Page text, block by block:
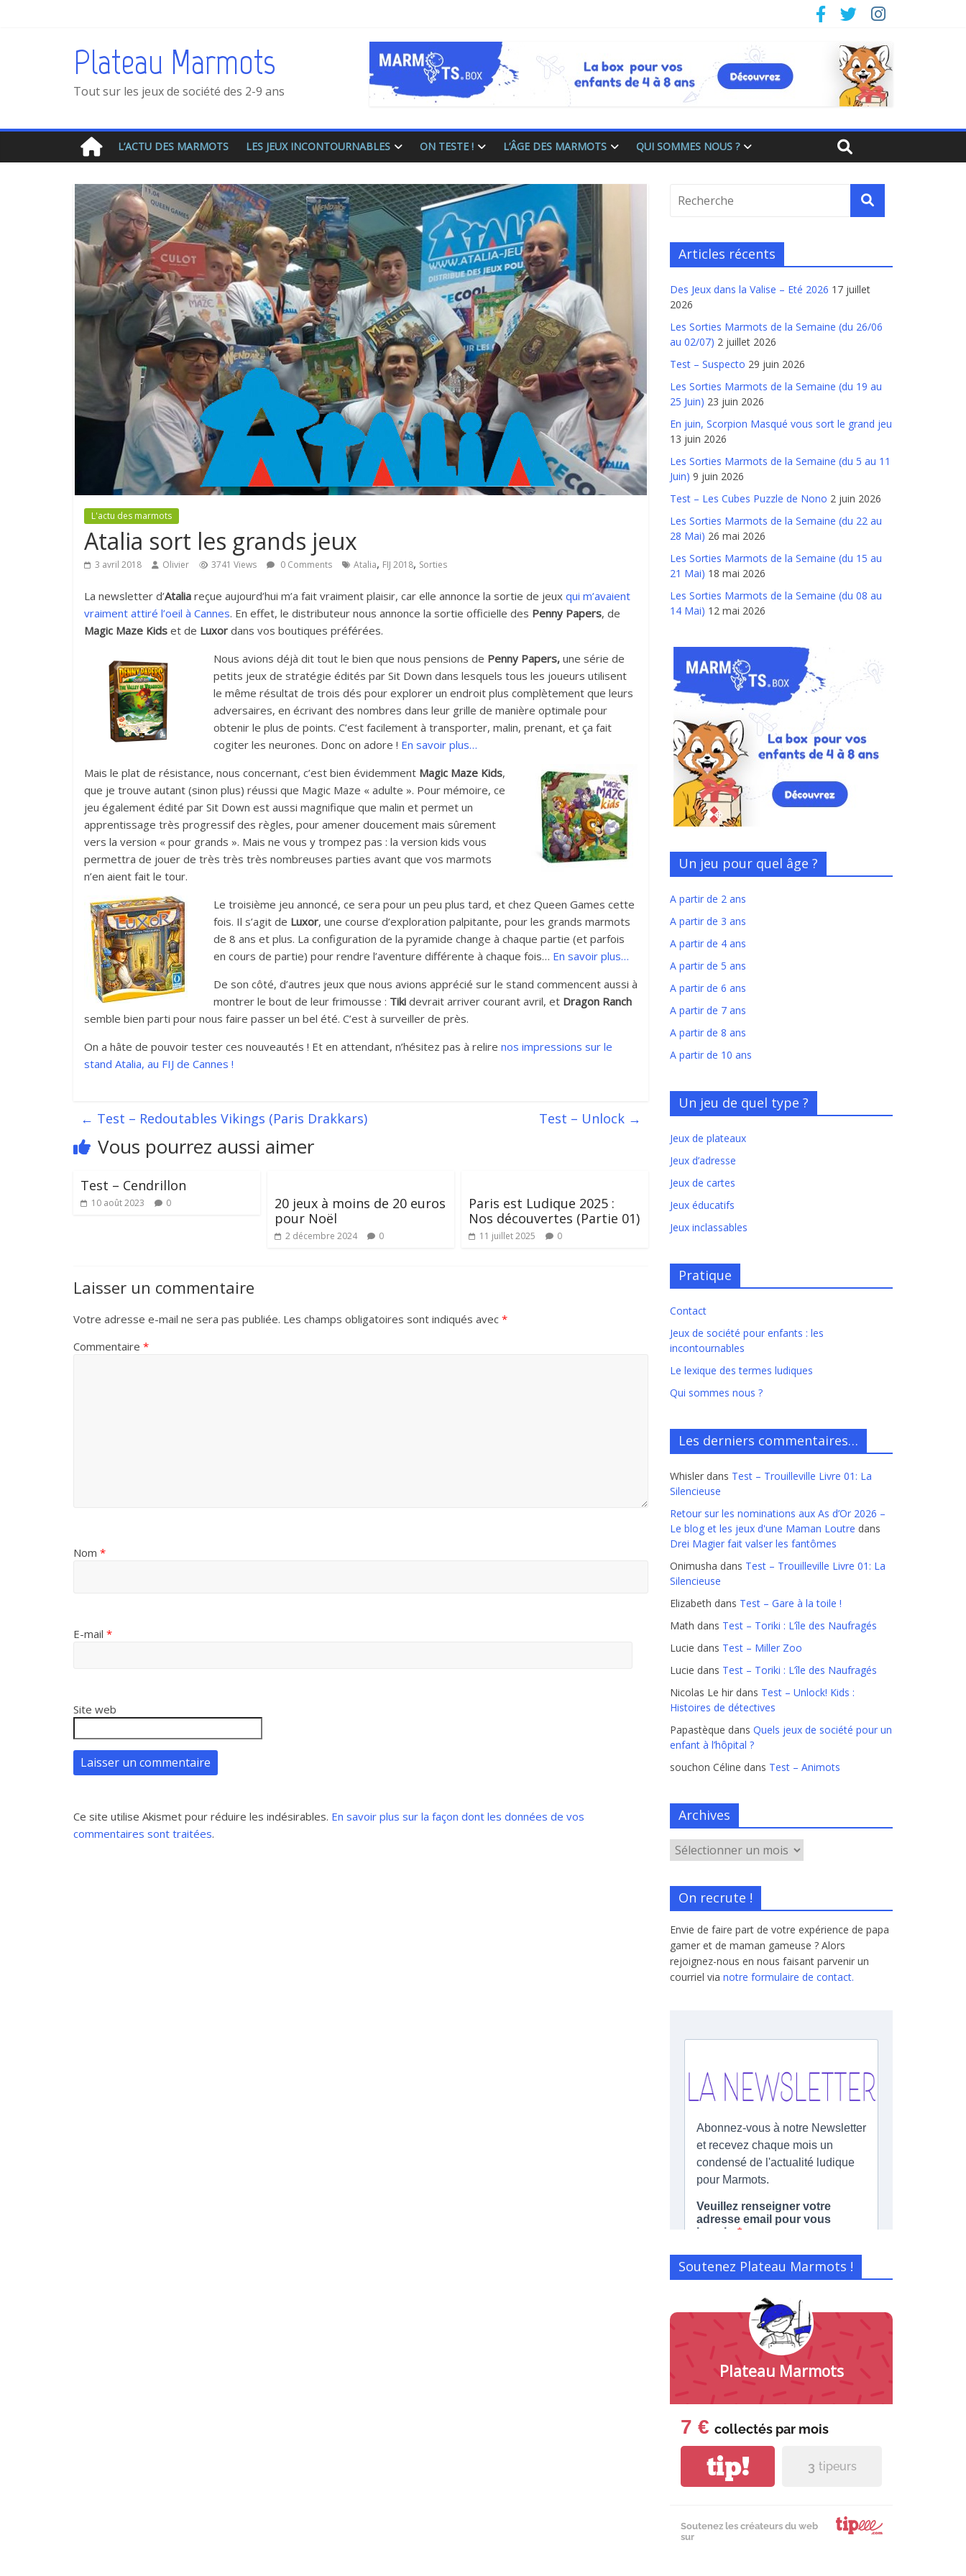
Plateau Marmots
Tout sur les jeux de société des 2-9 ans
L’ACTU DES MARMOTS LES JEUX INCONTOURNABLES ON TESTE ! L’ÂGE DES MARMOTS QUI SOMMES NOUS ?
L'actu des marmots
Atalia sort les grands jeux
3 avril 2018 Olivier 3741 Views 0 Comments Atalia, FIJ 2018, Sorties
La newsletter d’Atalia reçue aujourd’hui m’a fait vraiment plaisir, car elle annonce la sortie de jeux qui m’avaient
vraiment attiré l’oeil à Cannes. En effet, le distributeur nous annonce la sortie officielle des Penny Papers, de
Magic Maze Kids et de Luxor dans vos boutiques préférées.
Nous avions déjà dit tout le bien que nous pensions de Penny Papers, une série de
petits jeux de stratégie édités par Sit Down dans lesquels tous les joueurs utilisent
le même résultat de trois dés pour explorer un endroit plus complètement que leurs
adversaires, en écrivant des nombres dans leur grille de manière optimale pour
obtenir le plus de points. C’est facilement à transporter, malin, prenant, et ça fait
cogiter les neurones. Donc on adore ! En savoir plus…
Mais le plat de résistance, nous concernant, c’est bien évidemment Magic Maze Kids,
que je trouve autant (sinon plus) réussi que Magic Maze « adulte ». Pour mémoire, ce
jeu également édité par Sit Down est aussi magnifique que malin et permet un
apprentissage très progressif des règles, pour amener doucement mais sûrement
vers la version « pour grands ». Mais ne vous y trompez pas : la version kids vous
permettra de jouer de très très très nombreuses parties avant que vos marmots
n’en aient fait le tour.
Le troisième jeu annoncé, ce sera pour un peu plus tard, et chez Queen Games cette
fois. Il s’agit de Luxor, une course d’exploration palpitante, pour les grands marmots
de 8 ans et plus. La configuration de la pyramide change à chaque partie (et parfois
en cours de partie) pour rendre l’aventure différente à chaque fois… En savoir plus…
De son côté, d’autres jeux que nous avions apprécié sur le stand commencent aussi à
montrer le bout de leur frimousse : Tiki devrait arriver courant avril, et Dragon Ranch
semble bien parti pour nous faire passer un bel été. C’est à surveiller de près.
On a hâte de pouvoir tester ces nouveautés ! Et en attendant, n’hésitez pas à relire nos impressions sur le
stand Atalia, au FIJ de Cannes !
← Test – Redoutables Vikings (Paris Drakkars) Test – Unlock →
Vous pourrez aussi aimer
Test – Cendrillon
10 août 2023 0
20 jeux à moins de 20 euros
pour Noël
2 décembre 2024 0
Paris est Ludique 2025 :
Nos découvertes (Partie 01)
11 juillet 2025 0
Laisser un commentaire
Votre adresse e-mail ne sera pas publiée. Les champs obligatoires sont indiqués avec *
Commentaire *
Nom *
E-mail *
Site web
Ce site utilise Akismet pour réduire les indésirables. En savoir plus sur la façon dont les données de vos
commentaires sont traitées.
Articles récents
Des Jeux dans la Valise – Eté 2026 17 juillet
2026
Les Sorties Marmots de la Semaine (du 26/06
au 02/07) 2 juillet 2026
Test – Suspecto 29 juin 2026
Les Sorties Marmots de la Semaine (du 19 au
25 Juin) 23 juin 2026
En juin, Scorpion Masqué vous sort le grand jeu
13 juin 2026
Les Sorties Marmots de la Semaine (du 5 au 11
Juin) 9 juin 2026
Test – Les Cubes Puzzle de Nono 2 juin 2026
Les Sorties Marmots de la Semaine (du 22 au
28 Mai) 26 mai 2026
Les Sorties Marmots de la Semaine (du 15 au
21 Mai) 18 mai 2026
Les Sorties Marmots de la Semaine (du 08 au
14 Mai) 12 mai 2026
Un jeu pour quel âge ?
A partir de 2 ans
A partir de 3 ans
A partir de 4 ans
A partir de 5 ans
A partir de 6 ans
A partir de 7 ans
A partir de 8 ans
A partir de 10 ans
Un jeu de quel type ?
Jeux de plateaux
Jeux d’adresse
Jeux de cartes
Jeux éducatifs
Jeux inclassables
Pratique
Contact
Jeux de société pour enfants : les
incontournables
Le lexique des termes ludiques
Qui sommes nous ?
Les derniers commentaires…
Whisler dans Test – Trouilleville Livre 01: La
Silencieuse
Retour sur les nominations aux As d’Or 2026 –
Le blog et les jeux d'une Maman Loutre dans
Drei Magier fait valser les fantômes
Onimusha dans Test – Trouilleville Livre 01: La
Silencieuse
Elizabeth dans Test – Gare à la toile !
Math dans Test – Toriki : L’île des Naufragés
Lucie dans Test – Miller Zoo
Lucie dans Test – Toriki : L’île des Naufragés
Nicolas Le hir dans Test – Unlock! Kids :
Histoires de détectives
Papastèque dans Quels jeux de société pour un
enfant à l’hôpital ?
souchon Céline dans Test – Animots
Archives
On recrute !
Envie de faire part de votre expérience de papa
gamer et de maman gameuse ? Alors
rejoignez-nous en nous faisant parvenir un
courriel via notre formulaire de contact.
Soutenez Plateau Marmots !
Plateau Marmots
7 € collectés par mois
tip! 3 tipeurs
Soutenez les créateurs du web
sur